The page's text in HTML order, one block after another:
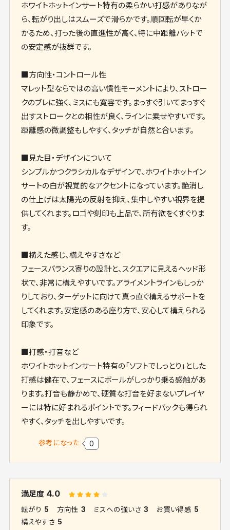
ホワイトホットインサート特有の柔らかい打感がありなが
ら、転がり出しはスムーズで滑らかです。順回転が早くか
かるため、打った後の直進性が高く、特に中距離パットで
の安定感が抜群です。
■方向性・コントロール性
マレット型ならではの高い慣性モーメントにより、ストロー
クのブレに強く、ミスにも寛容です。まっすぐ引いてまっすぐ
出すストロークとの相性が良く、ラインに乗せやすいです。
距離感の微調整もしやすく、タッチが自然と合います。
■見た目・デザインについて
シンプルかつクラシカルなデザインで、ホワイトホットイン
サートの白が視覚的なアクセントになっています。艶消し
の仕上げは太陽光の反射を抑え、集中しやすい視界を提
供してくれます。ロゴや刻印も上品で、所有欲をくすぐりま
す。
■構えた感じ、構えやすさなど
フェースバランス寄りの設計と、スクエアに見えるヘッド形
状で、非常に構えやすいです。アライメントラインもしっか
りしており、ターゲットに向けて真っ直ぐ構えるサポートを
してくれます。安定感のある座り方で、安心して構えられる
印象です。
■打感・打音など
ホワイトホットインサート特有の「ソフトでしっとり」とした
打感は健在で、フェースにボールがしっかり乗る感触があ
ります。打音も静かめで、硬質な打音を好まないプレイヤ
ーには特に好まれるポイントです。フィードバックも得られ
やすく、タッチを出しやすいです。
参考になった 0
満足度 4.0
転がり 5 方向性 3 ミスへの強いさ 3 お買い得感 5
構えやすさ 5